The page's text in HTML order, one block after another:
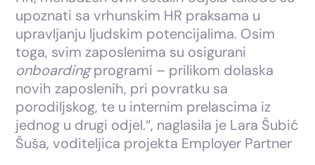
upoznati sa vrhunskim HR praksama u
upravljanju ljudskim potencijalima. Osim
toga, svim zaposlenima su osigurani
onboardingprogrami – prilikom dolaska
novih zaposlenih, pri povratku sa
porodiljskog, te u internim prelascima iz
jednog u drugi odjel.“, naglasila je Lara Šubić
Šuša, voditeljica projekta Employer Partner